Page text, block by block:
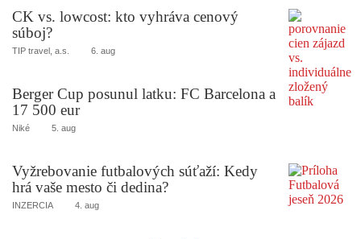
CK vs. lowcost: kto vyhráva cenový
súboj?
TIP travel, a.s. 6. aug
Berger Cup posunul latku: FC Barcelona a
17 500 eur
Niké 5. aug
Vyžrebovanie futbalových súťaží: Kedy
hrá vaše mesto či dedina?
INZERCIA 4. aug